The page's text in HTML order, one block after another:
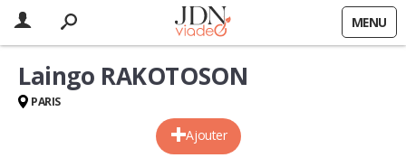
MENU
Ajouter
Laingo RAKOTOSON
PARIS